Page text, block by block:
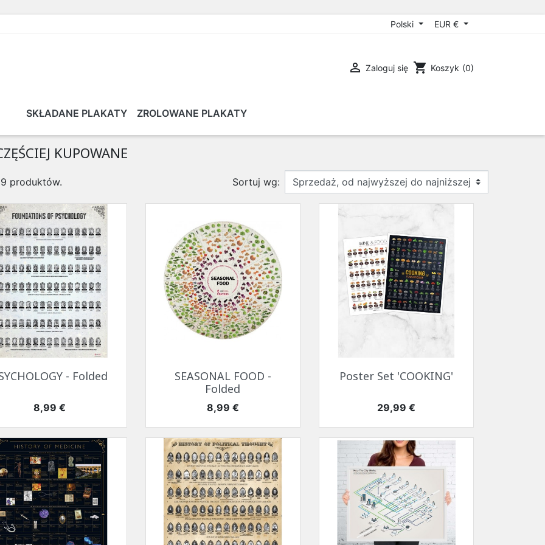
Polski EUR €
 Zaloguj się shopping_cart Koszyk (0)
SKŁADANE PLAKATY ZROLOWANE PLAKATY
KUPOWANE
produktów. Sortuj wg:
Szybki podgląd- Folded
Cena
8,99 €
Szybki podgląd
SEASONAL FOOD -
Folded
Cena
8,99 €
Szybki podgląd
Poster Set 'COOKING'
Cena
29,99 €